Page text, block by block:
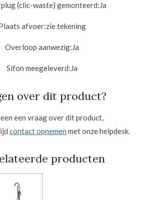
(clic-waste) gemonteerd:Ja
afvoer:zie tekening
Overloop aanwezig:Ja
Sifon meegeleverd:Ja
over dit product?
een vraag over dit product,
contact opnemen met onze helpdesk.
producten